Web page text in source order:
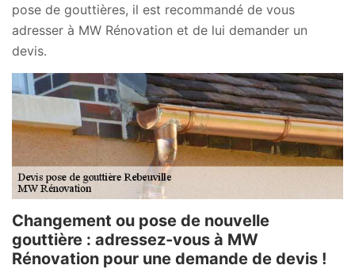
pose de gouttières, il est recommandé de vous
adresser à MW Rénovation et de lui demander un
devis.
Changement ou pose de nouvelle
gouttière : adressez-vous à MW
Rénovation pour une demande de devis !